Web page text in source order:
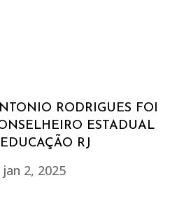
RODRIGUES FOI
ESTADUAL
RJ
jan 2, 2025